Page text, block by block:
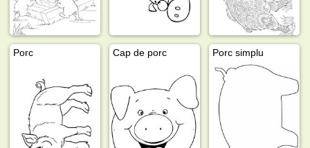
Porc Cap de porc Porc simplu